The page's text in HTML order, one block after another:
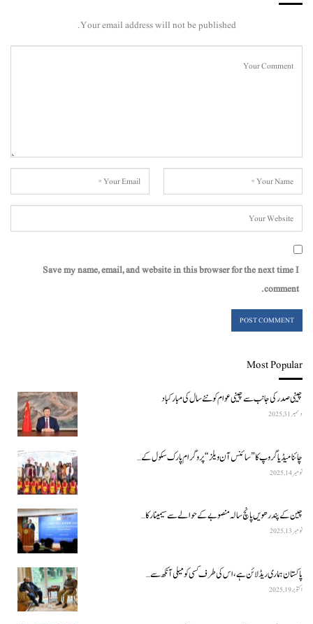
Your email address will not be published.
Save my name, email, and website in this browser for the next time I
comment.
Most Popular
چینی صدر کی جانب سے چینی عوام کو نئے سال کی مبارکباد
دسمبر 31, 2025
چائنا میڈیا گروپ کا ”سائنس آن ویلز“ پروگرام پارک سکول کے…
نومبر 14, 2025
چین کے پندرھویں پانچ سالہ منصوبے کے حوالے سے سیمینار کا…
نومبر 13, 2025
پاکستان ہماری ریڈ لائن ہے، اس کی طرف کسی کو میلی آنکھ سے…
اکتوبر 19, 2025